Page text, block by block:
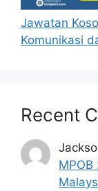
Jawatan
Komunikasi
Recent